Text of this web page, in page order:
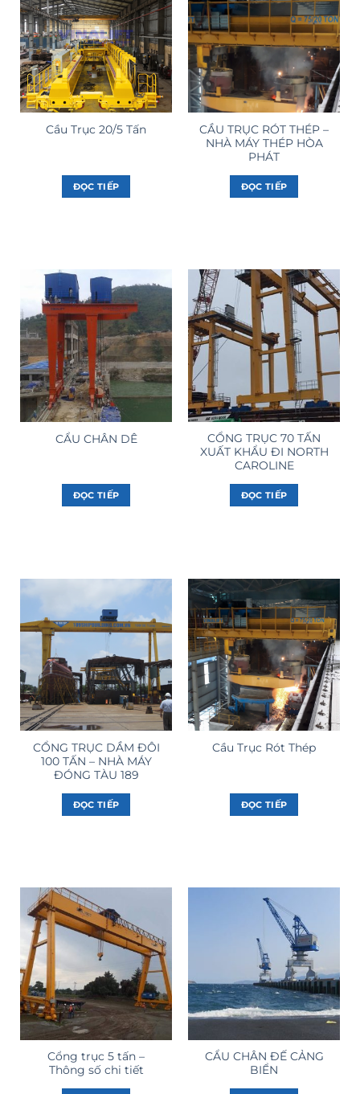
Cầu Trục 20/5 Tấn
ĐỌC TIẾP
CẦU TRỤC RÓT THÉP –
NHÀ MÁY THÉP HÒA
PHÁT
ĐỌC TIẾP
CẨU CHÂN DÊ
ĐỌC TIẾP
CỔNG TRỤC 70 TẤN
XUẤT KHẨU ĐI NORTH
CAROLINE
ĐỌC TIẾP
CỔNG TRỤC DẦM ĐÔI
100 TẤN – NHÀ MÁY
ĐÓNG TÀU 189
ĐỌC TIẾP
Cầu Trục Rót Thép
ĐỌC TIẾP
Cổng trục 5 tấn –
Thông số chi tiết
CẨU CHÂN ĐẾ CẢNG
BIỂN